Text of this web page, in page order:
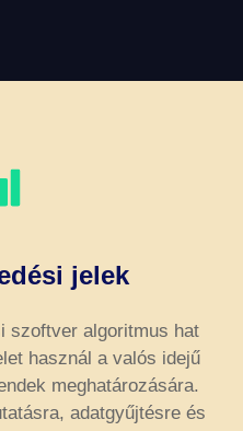
jelek
szoftver algoritmus hat
használ a valós idejű
meghatározására.
adatgyűjtésre és